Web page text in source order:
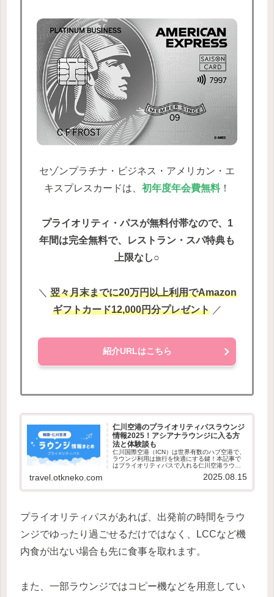
セゾンプラチナ・ビジネス・アメリカン・エ
キスプレスカードは、 初年度年会費無料！
プライオリティ・パスが無料付帯なので、1
年間は完全無料で、レストラン・スパ特典も
上限なし○
＼ 翌々月末までに20万円以上利用でAmazon
ギフトカード12,000円分プレゼント／
紹介URLはこちら
仁川空港のプライオリティパスラウンジ
情報2025！アシアナラウンジに入る方
法と体験談も
仁川国際空港（ICN）は世界有数のハブ空港で、
ラウンジ利用は旅行を快適にする鍵！本記事で
はプライオリティパスで入れる仁川空港ラウン
けではなく、航空会社のラウンジであるアシア
travel.otkneko.com 2025.08.15
プライオリティパスがあれば、出発前の時間をラウ
ンジでゆったり過ごせるだけではなく、LCCなど機
内食が出ない場合も先に食事を取れます。
また、一部ラウンジではコピー機などを用意してい